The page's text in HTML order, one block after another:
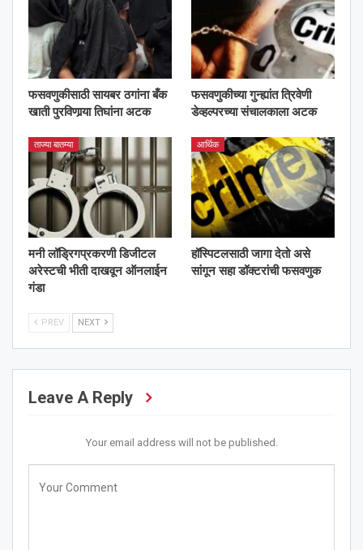
फसवणुकीसाठी सायबर ठगांना बँक
खाती पुरविणार्‍या तिघांना अटक
फसवणुकीच्या गुन्ह्यांत त्रिवेणी
डेव्हल्परच्या संचालकाला अटक
ताज्या बातम्या
मनी लॉड्रिगप्रकरणी डिजीटल
अरेस्टची भीती दाखवून ऑनलाईन
गंडा
आर्थिक
हॉस्पिटलसाठी जागा देतो असे
सांगून सहा डॉक्टरांची फसवणुक
PREV NEXT
Leave A Reply
Your email address will not be published.